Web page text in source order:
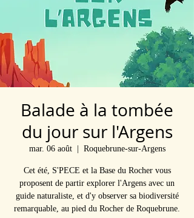
Balade à la tombée
du jour sur l'Argens
mar. 06 août
  |
Roquebrune-sur-Argens
Cet été, S'PECE et la Base du Rocher vous
proposent de partir explorer l'Argens avec un
guide naturaliste, et d'y observer sa biodiversité
remarquable, au pied du Rocher de Roquebrune.